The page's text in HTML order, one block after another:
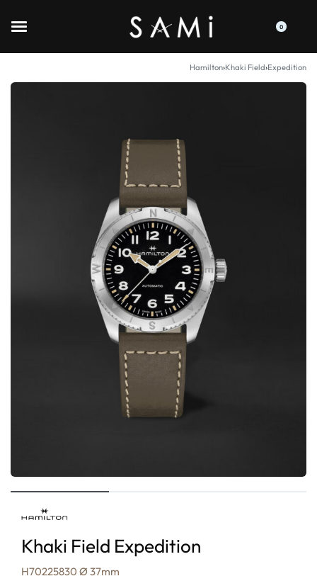
0
Hamilton›Khaki Field›Expedition
Khaki Field Expedition
H70225830 Ø 37mm